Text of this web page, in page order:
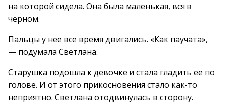
на которой сидела. Она была маленькая, вся в
черном.
Пальцы у нее все время двигались. «Как паучата»,
— подумала Светлана.
Старушка подошла к девочке и стала гладить ее по
голове. И от этого прикосновения стало как-то
неприятно. Светлана отодвинулась в сторону.